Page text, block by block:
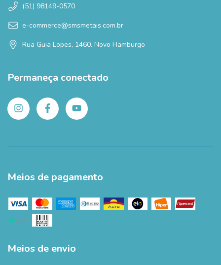
(51) 98149-0570
e-commerce@smsmetais.com.br
Rua Guia Lopes, 1460. Novo Hamburgo
Permaneça conectado
Meios de pagamento
Meios de envio